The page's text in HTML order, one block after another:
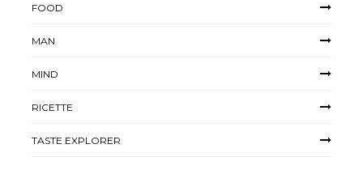
FOOD
MAN
MIND
RICETTE
TASTE EXPLORER